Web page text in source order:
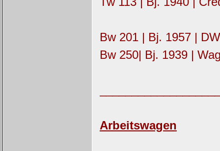
Bw 201 | Bj. 1957 |
Bw 250| Bj. 1939 |
Arbeitswagen